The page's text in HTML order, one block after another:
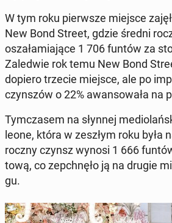
W tym roku pierw­sze miejsce
New Bond Street, gdzie średni
osza­ła­mia­ją­ce 1 706 funtów za
Za­le­d­wie rok temu New Bond
dopiero trzecie miejsce, ale po
czyn­szów o 22% awan­so­wa­ła na
Tym­cza­sem na słynnej
le­one, która w zeszłym roku była
roczny czynsz wynosi 1 666
to­wą, co ze­pchnę­ło ją na drugie
gu.